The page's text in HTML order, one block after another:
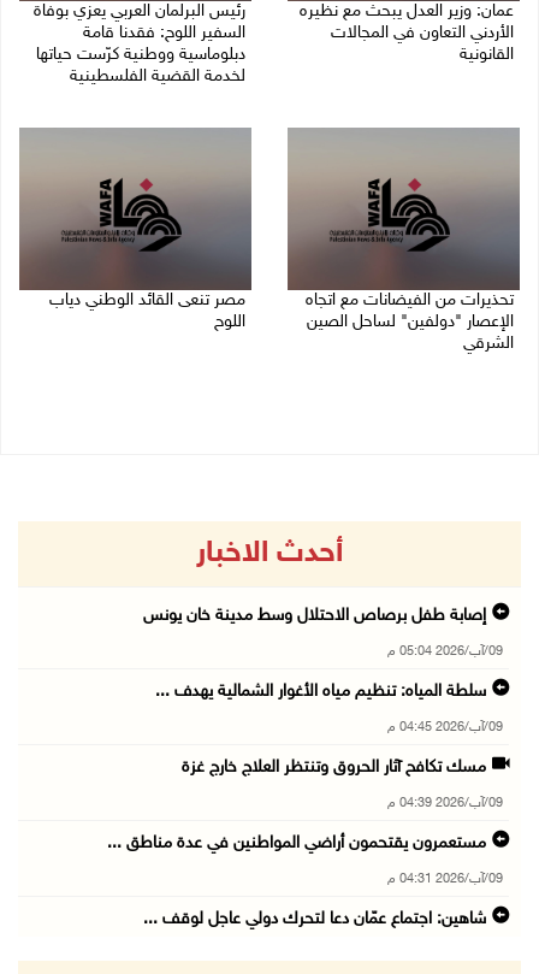
عمان: وزير العدل يبحث مع نظيره
الأردني التعاون في المجالات
القانونية
رئيس البرلمان العربي يعزي بوفاة
السفير اللوح: فقدنا قامة
دبلوماسية ووطنية كرّست حياتها
لخدمة القضية الفلسطينية
تحذيرات من الفيضانات مع اتجاه
الإعصار "دولفين" لساحل الصين
الشرقي
مصر تنعى القائد الوطني دياب
اللوح
أحدث الاخبار
إصابة طفل برصاص الاحتلال وسط مدينة خان يونس
09/آب/2026 05:04 م
سلطة المياه: تنظيم مياه الأغوار الشمالية يهدف ...
09/آب/2026 04:45 م
مسك تكافح آثار الحروق وتنتظر العلاج خارج غزة
09/آب/2026 04:39 م
مستعمرون يقتحمون أراضي المواطنين في عدة مناطق ...
09/آب/2026 04:31 م
شاهين: اجتماع عمّان دعا لتحرك دولي عاجل لوقف ...